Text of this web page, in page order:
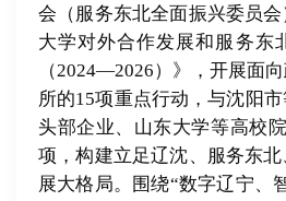
会（服务东北全面振兴委员
大学对外合作发展和服务东
（2024—2026）》，开展面
所的15项重点行动，与沈阳
头部企业、山东大学等高校
项，构建立足辽沈、服务东
展大格局。围绕“数字辽宁、